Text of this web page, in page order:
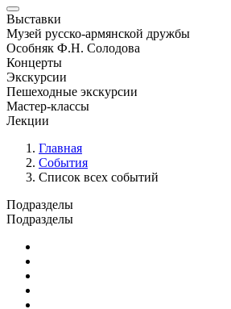
Выставки
Музей русско-армянской дружбы
Особняк Ф.Н. Солодова
Концерты
Экскурсии
Пешеходные экскурсии
Мастер-классы
Лекции
Главная
События
Список всех событий
Подразделы
Подразделы